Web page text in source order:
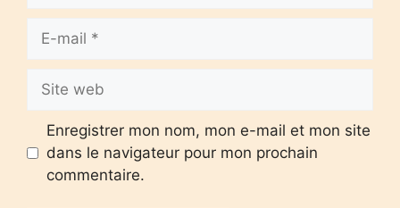
mail
web
Enregistrer mon nom, mon e-mail et mon site
dans le navigateur pour mon prochain
commentaire.